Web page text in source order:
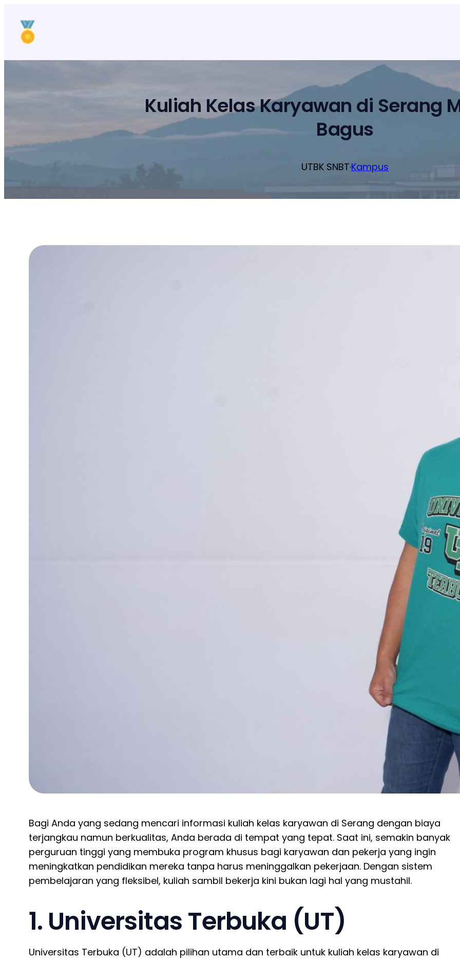
konten
Kuliah Kelas Karyawan di Serang
Bagus
UTBK SNBT·Kampus
Bagi Anda yang sedang mencari informasi kuliah kelas karyawan di Serang dengan biaya
terjangkau namun berkualitas, Anda berada di tempat yang tepat. Saat ini, semakin banyak
perguruan tinggi yang membuka program khusus bagi karyawan dan pekerja yang ingin
meningkatkan pendidikan mereka tanpa harus meninggalkan pekerjaan. Dengan sistem
pembelajaran yang fleksibel, kuliah sambil bekerja kini bukan lagi hal yang mustahil.
1. Universitas Terbuka (UT)
Universitas Terbuka (UT) adalah pilihan utama dan terbaik untuk kuliah kelas karyawan di